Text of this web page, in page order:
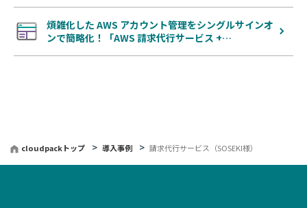
煩雑化した AWS アカウント管理をシングルサインオ
ンで簡略化！「AWS 請求代行サービス +…
cloudpackトップ 導入事例 請求代行サービス（SOSEKI様）